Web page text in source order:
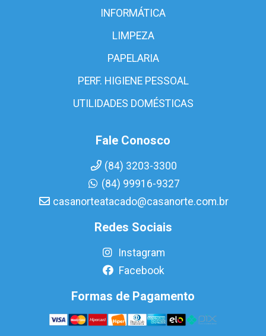
INFORMÁTICA
LIMPEZA
PAPELARIA
PERF. HIGIENE PESSOAL
UTILIDADES DOMÉSTICAS
Fale Conosco
(84) 3203-3300
(84) 99916-9327
casanorteatacado@casanorte.com.br
Redes Sociais
Instagram
Facebook
Formas de Pagamento